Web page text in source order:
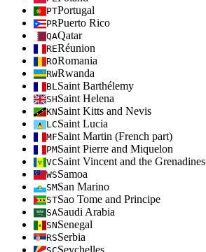
PTPortugal
PRPuerto Rico
QAQatar
RERéunion
RORomania
RWRwanda
BLSaint Barthélemy
SHSaint Helena
KNSaint Kitts and Nevis
LCSaint Lucia
MFSaint Martin (French part)
PMSaint Pierre and Miquelon
VCSaint Vincent and the Grenadines
WSSamoa
SMSan Marino
STSao Tome and Principe
SASaudi Arabia
SNSenegal
RSSerbia
Seychelles